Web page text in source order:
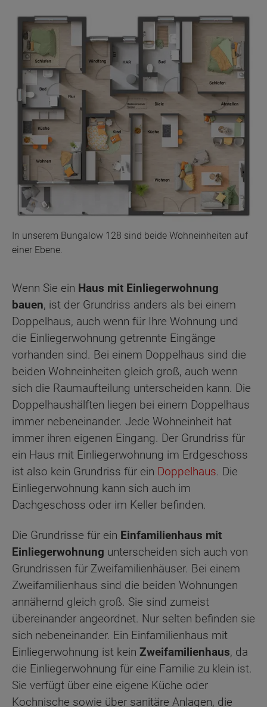
In unserem Bungalow 128 sind beide Wohneinheiten auf
einer Ebene.
Wenn Sie ein Haus mit Einliegerwohnung
bauen, ist der Grundriss anders als bei einem
Doppelhaus, auch wenn für Ihre Wohnung und
die Einliegerwohnung getrennte Eingänge
vorhanden sind. Bei einem Doppelhaus sind die
beiden Wohneinheiten gleich groß, auch wenn
sich die Raumaufteilung unterscheiden kann. Die
Doppelhaushälften liegen bei einem Doppelhaus
immer nebeneinander. Jede Wohneinheit hat
immer ihren eigenen Eingang. Der Grundriss für
ein Haus mit Einliegerwohnung im Erdgeschoss
ist also kein Grundriss für ein Doppelhaus. Die
Einliegerwohnung kann sich auch im
Dachgeschoss oder im Keller befinden.
Die Grundrisse für ein Einfamilienhaus mit
Einliegerwohnung unterscheiden sich auch von
Grundrissen für Zweifamilienhäuser. Bei einem
Zweifamilienhaus sind die beiden Wohnungen
annähernd gleich groß. Sie sind zumeist
übereinander angeordnet. Nur selten befinden sie
sich nebeneinander. Ein Einfamilienhaus mit
Einliegerwohnung ist kein Zweifamilienhaus, da
die Einliegerwohnung für eine Familie zu klein ist.
Sie verfügt über eine eigene Küche oder
Kochnische sowie über sanitäre Anlagen, die